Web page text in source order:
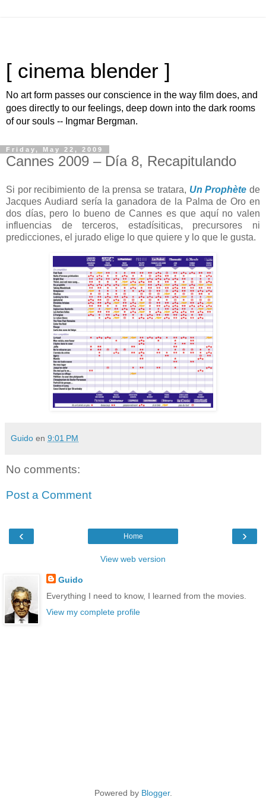
[ cinema blender ]
No art form passes our conscience in the way film does, and
goes directly to our feelings, deep down into the dark rooms
of our souls -- Ingmar Bergman.
Friday, May 22, 2009
Cannes 2009 – Día 8, Recapitulando
Si por recibimiento de la prensa se tratara, Un Prophète de
Jacques Audiard sería la ganadora de la Palma de Oro en
dos días, pero lo bueno de Cannes es que aquí no valen
influencias de terceros, estadísiticas, precursores ni
predicciones, el jurado elige lo que quiere y lo que le gusta.
Guido en 9:01 PM
No comments:
Post a Comment
‹ ›
Home
View web version
Guido
Everything I need to know, I learned from the movies.
View my complete profile
Powered by Blogger.